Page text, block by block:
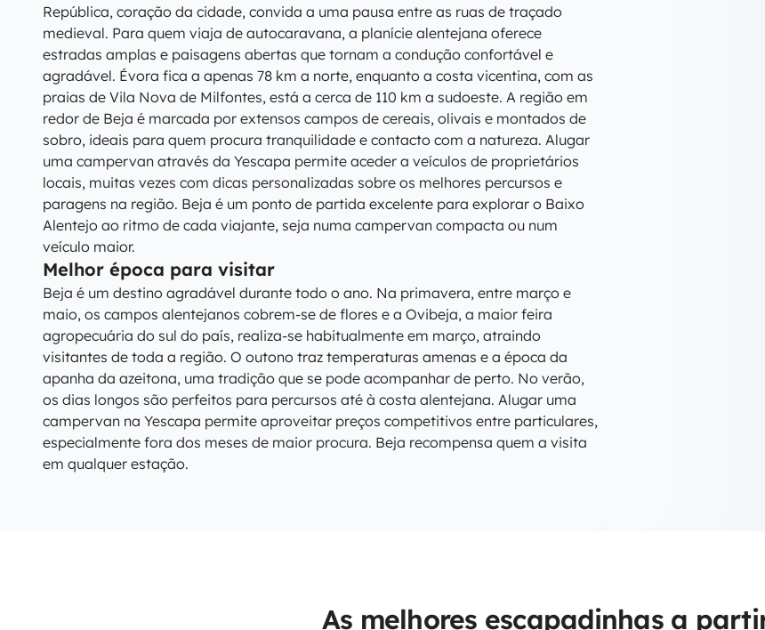
República, coração da cidade, convida a uma pausa entre as ruas de traçado
medieval. Para quem viaja de autocaravana, a planície alentejana oferece
estradas amplas e paisagens abertas que tornam a condução confortável e
agradável. Évora fica a apenas 78 km a norte, enquanto a costa vicentina, com as
praias de Vila Nova de Milfontes, está a cerca de 110 km a sudoeste. A região em
redor de Beja é marcada por extensos campos de cereais, olivais e montados de
sobro, ideais para quem procura tranquilidade e contacto com a natureza. Alugar
uma campervan através da Yescapa permite aceder a veículos de proprietários
locais, muitas vezes com dicas personalizadas sobre os melhores percursos e
paragens na região. Beja é um ponto de partida excelente para explorar o Baixo
Alentejo ao ritmo de cada viajante, seja numa campervan compacta ou num
veículo maior.
Melhor época para visitar
Beja é um destino agradável durante todo o ano. Na primavera, entre março e
maio, os campos alentejanos cobrem-se de flores e a Ovibeja, a maior feira
agropecuária do sul do país, realiza-se habitualmente em março, atraindo
visitantes de toda a região. O outono traz temperaturas amenas e a época da
apanha da azeitona, uma tradição que se pode acompanhar de perto. No verão,
os dias longos são perfeitos para percursos até à costa alentejana. Alugar uma
campervan na Yescapa permite aproveitar preços competitivos entre particulares,
especialmente fora dos meses de maior procura. Beja recompensa quem a visita
em qualquer estação.
As melhores escapadinhas a